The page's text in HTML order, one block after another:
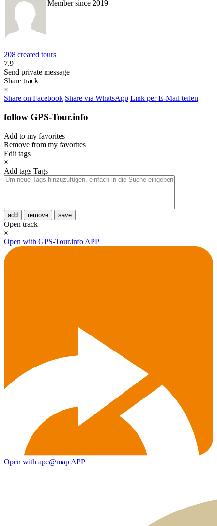
Member since 2019
208 created tours
7.9
Send private message
Share track
×
Share on Facebook Share via WhatsApp Link per E-Mail teilen
follow GPS-Tour.info
Add to my favorites
Remove from my favorites
Edit tags
×
Add tags Tags
add remove save
Open track
×
Open with GPS-Tour.info APP
Open with ape@map APP